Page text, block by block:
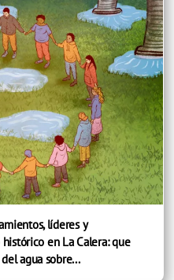
líderes y
en La Calera: que
agua sobre...